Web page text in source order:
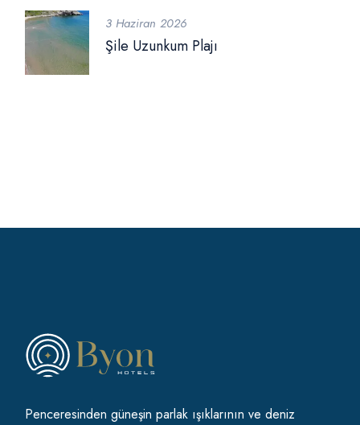
3 Haziran 2026
Şile Uzunkum Plajı
Penceresinden güneşin parlak ışıklarının ve deniz